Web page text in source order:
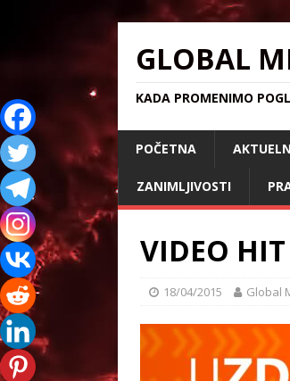
GLOBAL
KADA PROMENIMO
POČETNA
ZANIMLJIVOSTI
VIDEO
18/04/2015 Global